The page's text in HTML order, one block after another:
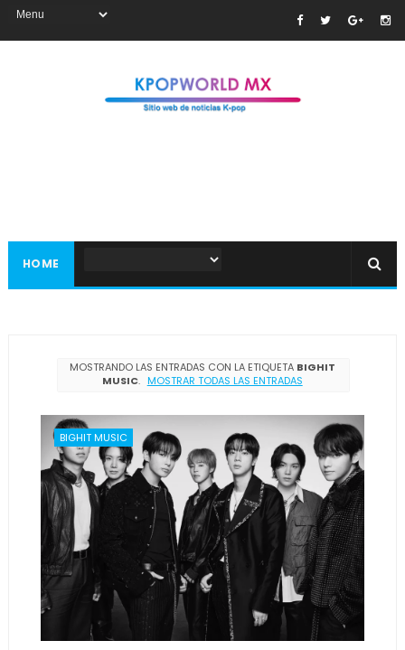
HOME
MOSTRANDO LAS ENTRADAS CON LA ETIQUETA BIGHIT
MUSIC. MOSTRAR TODAS LAS ENTRADAS
BIGHIT MUSIC